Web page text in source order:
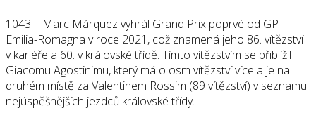
1043 – Marc Márquez vyhrál Grand Prix poprvé od GP
Emilia-Romagna v roce 2021, což znamená jeho 86. vítězství
v kariéře a 60. v královské třídě. Tímto vítězstvím se přiblížil
Giacomu Agostinimu, který má o osm vítězství více a je na
druhém místě za Valentinem Rossim (89 vítězství) v seznamu
nejúspěšnějších jezdců královské třídy.